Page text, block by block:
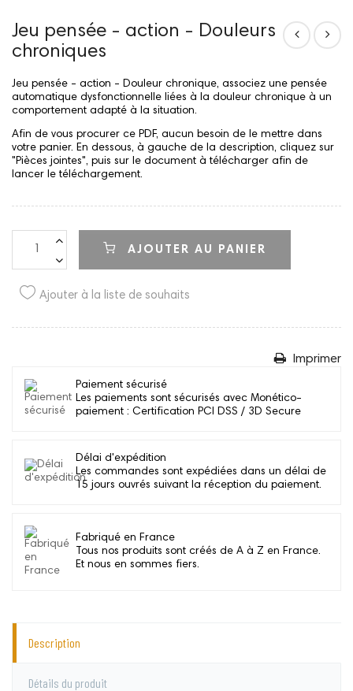
Jeu pensée - action - Douleurs
chroniques
Jeu pensée - action - Douleur chronique, associez une pensée
automatique dysfonctionnelle liées à la douleur chronique à un
comportement adapté à la situation.
Afin de vous procurer ce PDF, aucun besoin de le mettre dans
votre panier. En dessous, à gauche de la description, cliquez sur
"Pièces jointes", puis sur le document à télécharger afin de
lancer le téléchargement.
AJOUTER AU PANIER
Ajouter à la liste de souhaits
Imprimer
Paiement sécurisé
Les paiements sont sécurisés avec Monético-
paiement : Certification PCI DSS / 3D Secure
Délai d'expédition
Les commandes sont expédiées dans un délai de
15 jours ouvrés suivant la réception du paiement.
Fabriqué en France
Tous nos produits sont créés de A à Z en France.
Et nous en sommes fiers.
Description
Détails du produit